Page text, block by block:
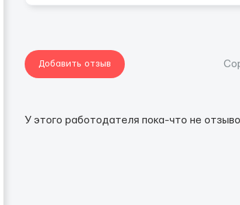
Добавить отзыв
У этого работодателя пока-что не